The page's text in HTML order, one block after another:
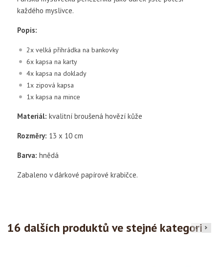
každého myslivce.
Popis:
2x velká přihrádka na bankovky
6x kapsa na karty
4x kapsa na doklady
1x zipová kapsa
1x kapsa na mince
Materiál: kvalitní broušená hovězí kůže
Rozměry: 13 x 10 cm
Barva: hnědá
Zabaleno v dárkové papírové krabičce.
16 dalších produktů ve stejné kategorii: